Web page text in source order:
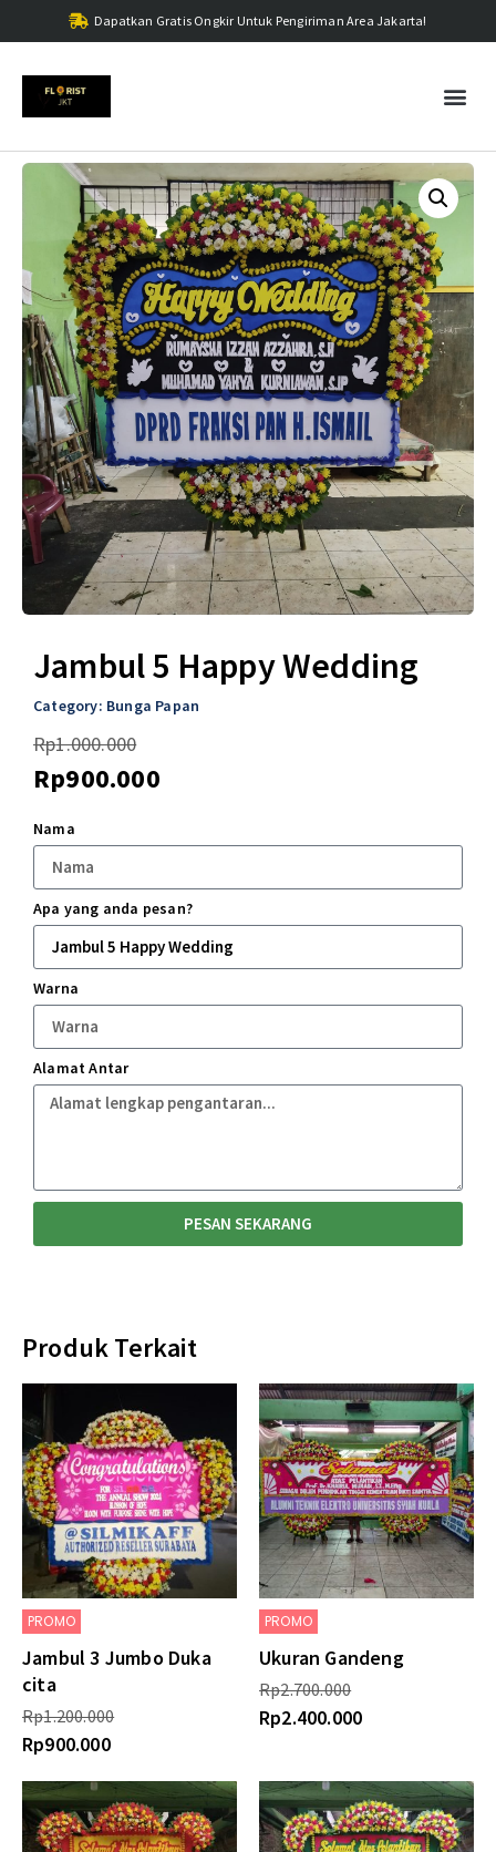
Dapatkan Gratis Ongkir Untuk Pengiriman Area Jakarta!
Jambul 5 Happy Wedding
Category: Bunga Papan
Rp1.000.000
Rp900.000
Nama
Apa yang anda pesan?
Warna
Alamat Antar
PESAN SEKARANG
Produk Terkait
PROMO
Jambul 3 Jumbo Duka
cita
Rp1.200.000
Rp900.000
PROMO
Ukuran Gandeng
Rp2.700.000
Rp2.400.000